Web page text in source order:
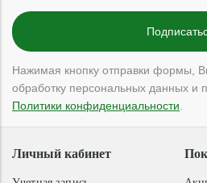
Нажимая кнопку отправки формы,
обработку персональных данных и
Политики конфиденциальности
Личный кабинет